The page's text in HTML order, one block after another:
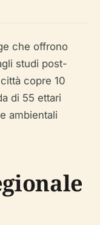
che offrono
studi post-
copre 10
di 55 ettari
ambientali